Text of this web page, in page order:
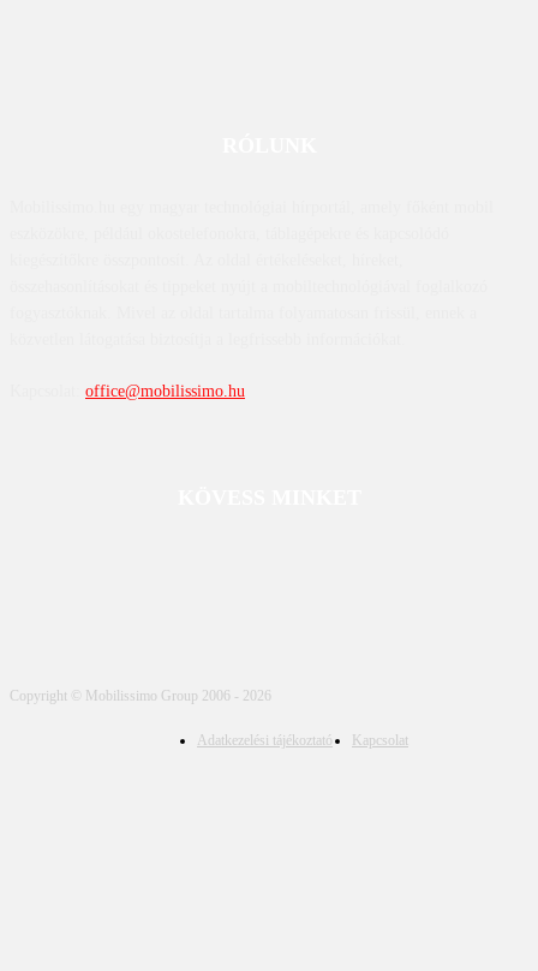
office@mobilissimo.hu
Copyright © Mobilissimo Group 2006 - 2026
Adatkezelési tájékoztató Kapcsolat